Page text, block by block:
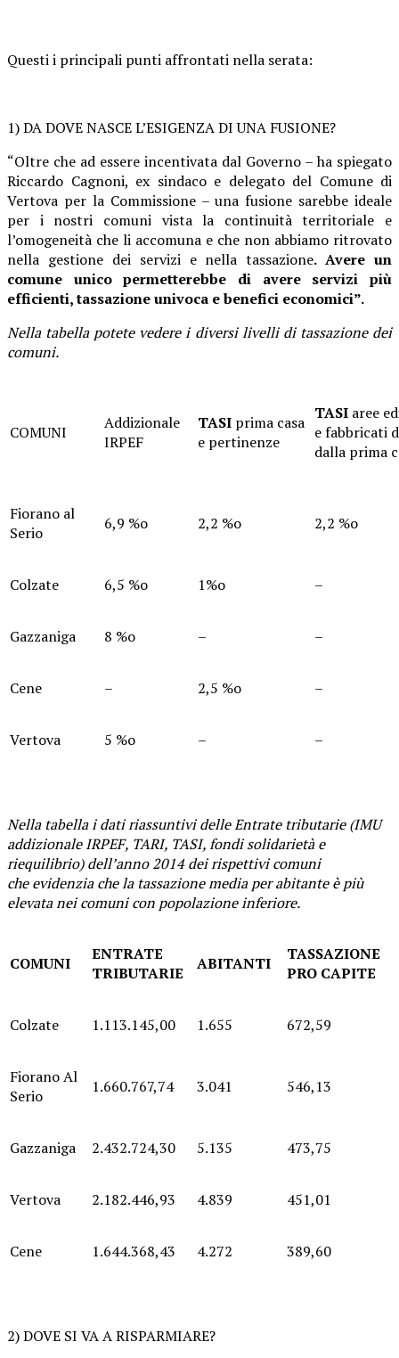
Questi i principali punti affrontati nella serata:
1) DA DOVE NASCE L’ESIGENZA DI UNA FUSIONE?
“Oltre che ad essere incentivata dal Governo – ha spiegato
Riccardo Cagnoni, ex sindaco e delegato del Comune di
Vertova per la Commissione – una fusione sarebbe ideale
per i nostri comuni vista la continuità territoriale e
l’omogeneità che li accomuna e che non abbiamo ritrovato
nella gestione dei servizi e nella tassazione. Avere un
comune unico permetterebbe di avere servizi più
efficienti, tassazione univoca e benefici economici”.
Nella tabella potete vedere i diversi livelli di tassazione dei
comuni.
COMUNI
Addizionale
IRPEF
TASI prima casa
e pertinenze
TASI aree
e fabbricati
dalla prima
Fiorano al
Serio
6,9 %o 2,2 %o 2,2 %o
Colzate 6,5 %o 1%o –
Gazzaniga 8 %o – –
Cene – 2,5 %o –
Vertova 5 %o – –
Nella tabella i dati riassuntivi delle Entrate tributarie (IMU
addizionale IRPEF, TARI, TASI, fondi solidarietà e
riequilibrio) dell’anno 2014 dei rispettivi comuni
che evidenzia che la tassazione media per abitante è più
elevata nei comuni con popolazione inferiore.
COMUNI
ENTRATE
TRIBUTARIE
ABITANTI
TASSAZIONE
PRO CAPITE
Colzate 1.113.145,00 1.655 672,59
Fiorano Al
Serio
1.660.767,74 3.041 546,13
Gazzaniga 2.432.724,30 5.135 473,75
Vertova 2.182.446,93 4.839 451,01
Cene 1.644.368,43 4.272 389,60
2) DOVE SI VA A RISPARMIARE?